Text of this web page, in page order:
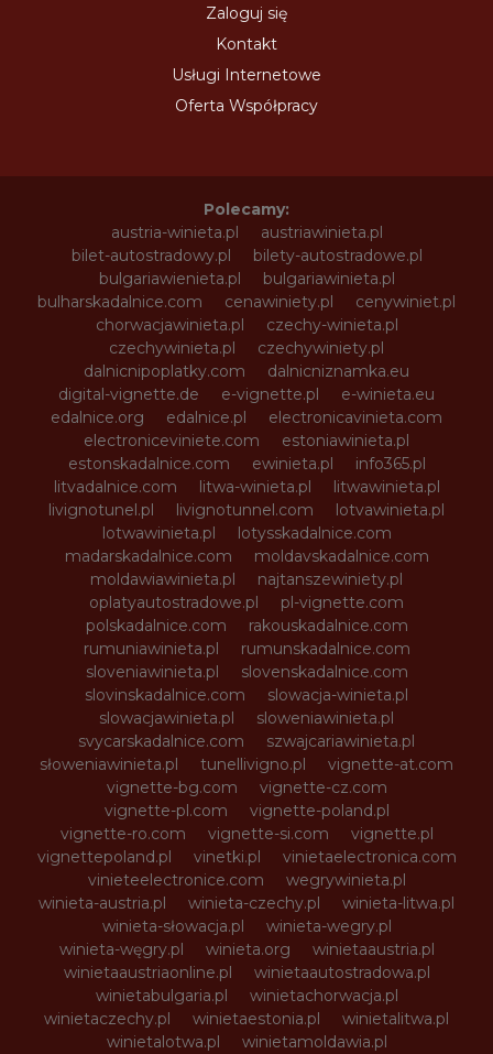
Zaloguj się
Kontakt
Usługi Internetowe
Oferta Współpracy
Polecamy:
austria-winieta.pl
austriawinieta.pl
bilet-autostradowy.pl
bilety-autostradowe.pl
bulgariawienieta.pl
bulgariawinieta.pl
bulharskadalnice.com
cenawiniety.pl
cenywiniet.pl
chorwacjawinieta.pl
czechy-winieta.pl
czechywinieta.pl
czechywiniety.pl
dalnicnipoplatky.com
dalnicniznamka.eu
digital-vignette.de
e-vignette.pl
e-winieta.eu
edalnice.org
edalnice.pl
electronicavinieta.com
electroniceviniete.com
estoniawinieta.pl
estonskadalnice.com
ewinieta.pl
info365.pl
litvadalnice.com
litwa-winieta.pl
litwawinieta.pl
livignotunel.pl
livignotunnel.com
lotvawinieta.pl
lotwawinieta.pl
lotysskadalnice.com
madarskadalnice.com
moldavskadalnice.com
moldawiawinieta.pl
najtanszewiniety.pl
oplatyautostradowe.pl
pl-vignette.com
polskadalnice.com
rakouskadalnice.com
rumuniawinieta.pl
rumunskadalnice.com
sloveniawinieta.pl
slovenskadalnice.com
slovinskadalnice.com
slowacja-winieta.pl
slowacjawinieta.pl
sloweniawinieta.pl
svycarskadalnice.com
szwajcariawinieta.pl
słoweniawinieta.pl
tunellivigno.pl
vignette-at.com
vignette-bg.com
vignette-cz.com
vignette-pl.com
vignette-poland.pl
vignette-ro.com
vignette-si.com
vignette.pl
vignettepoland.pl
vinetki.pl
vinietaelectronica.com
vinieteelectronice.com
wegrywinieta.pl
winieta-austria.pl
winieta-czechy.pl
winieta-litwa.pl
winieta-słowacja.pl
winieta-wegry.pl
winieta-węgry.pl
winieta.org
winietaaustria.pl
winietaaustriaonline.pl
winietaautostradowa.pl
winietabulgaria.pl
winietachorwacja.pl
winietaczechy.pl
winietaestonia.pl
winietalitwa.pl
winietalotwa.pl
winietamoldawia.pl